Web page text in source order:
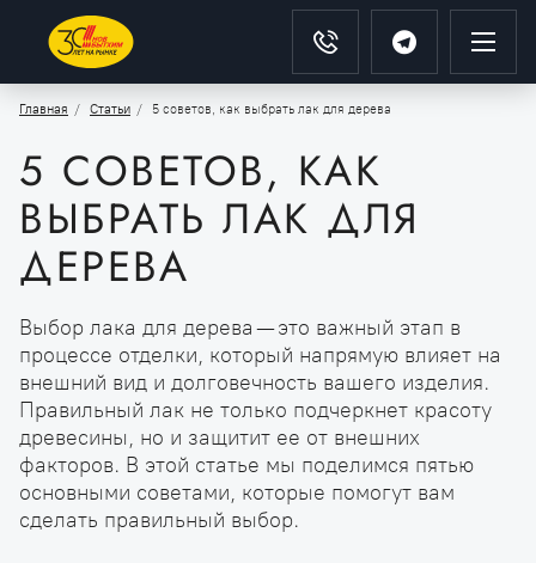
Главная Статьи 5 советов, как выбрать лак для дерева
5 СОВЕТОВ, КАК
ВЫБРАТЬ ЛАК ДЛЯ
ДЕРЕВА
Выбор лака для дерева — это важный этап в
процессе отделки, который напрямую влияет на
внешний вид и долговечность вашего изделия.
Правильный лак не только подчеркнет красоту
древесины, но и защитит ее от внешних
факторов. В этой статье мы поделимся пятью
основными советами, которые помогут вам
сделать правильный выбор.